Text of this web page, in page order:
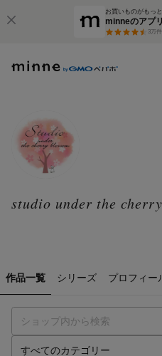
お買いものがもっ
minneのアプリ
3万
studio under the
作品一覧 シリーズ プロフィー